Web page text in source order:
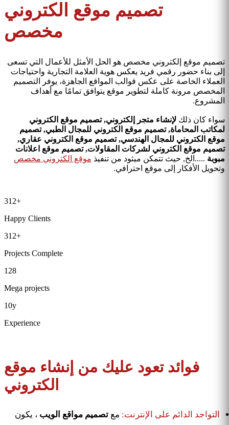
تصميم موقع الكتروني
مخصص
تصميم موقع إلكتروني مخصص هو الحل الأمثل للأعمال التي تسعى
إلى بناء حضور رقمي فريد يعكس هوية العلامة التجارية واحتياجات
العملاء الخاصة على عكس قوالب المواقع الجاهزة، يوفر التصميم
المخصص مرونة كاملة لتطوير موقع يتوافق تمامًا مع أهداف
المشروع.
سواء كان ذلك لإنشاء متجر إلكتروني, تصميم موقع الكتروني
لمكاتب المحاماة, تصميم موقع الكتروني للمجال الطبي, تصميم
موقع الكتروني للمجال الهندسي, تصميم موقع الكتروني عقاري,
تصميم موقع الكتروني لشركات المقاولات, تصميم موقع اعلانات
مبوبة .....الخ, حيث تتمكن ميثود من تنفيذ موقع الكتروني مخصص
وتحويل الأفكار إلى موقع احترافي.
312+
Happy Clients
312+
Projects Complete
128
Mega projects
10y
Experience
فوائد تعود عليك من إنشاء موقع
الكتروني
التواجد الدائم على الإنترنت: مع تصميم مواقع الويب ، يكون